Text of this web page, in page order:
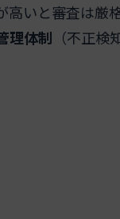
いと審査は厳
理体制 （不正